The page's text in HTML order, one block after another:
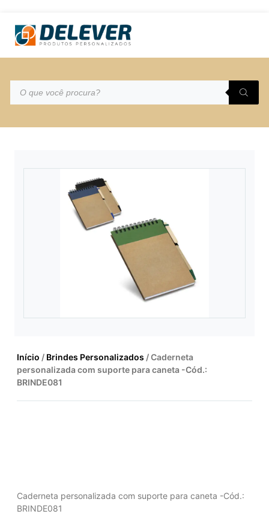
Início / Brindes Personalizados / Caderneta
personalizada com suporte para caneta -Cód.:
BRINDE081
Caderneta personalizada com suporte para caneta -Cód.:
BRINDE081